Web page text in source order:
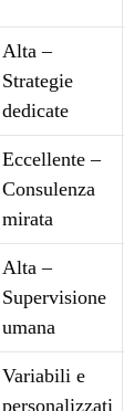
Alta –
Strategie
dedicate
Eccellente –
Consulenza
mirata
Alta –
Supervisione
umana
Variabili e
personalizzati